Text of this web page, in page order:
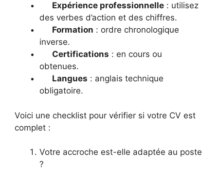
Expérience professionnelle : utilisez
des verbes d’action et des chiffres.
Formation : ordre chronologique
inverse.
Certifications : en cours ou
obtenues.
Langues : anglais technique
obligatoire.
Voici une checklist pour vérifier si votre CV est
complet :
Votre accroche est-elle adaptée au poste
?